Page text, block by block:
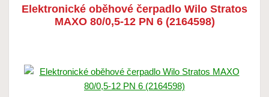
Elektronické oběhové čerpadlo Wilo Stratos
MAXO 80/0,5-12 PN 6 (2164598)